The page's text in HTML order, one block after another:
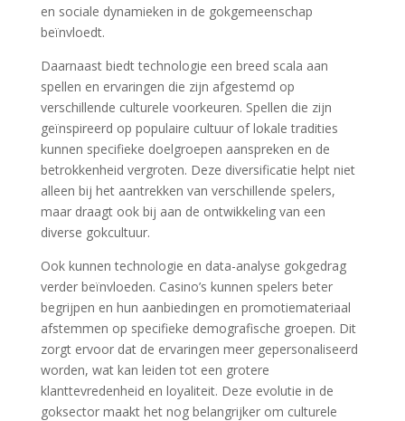
en sociale dynamieken in de gokgemeenschap
beïnvloedt.
Daarnaast biedt technologie een breed scala aan
spellen en ervaringen die zijn afgestemd op
verschillende culturele voorkeuren. Spellen die zijn
geïnspireerd op populaire cultuur of lokale tradities
kunnen specifieke doelgroepen aanspreken en de
betrokkenheid vergroten. Deze diversificatie helpt niet
alleen bij het aantrekken van verschillende spelers,
maar draagt ook bij aan de ontwikkeling van een
diverse gokcultuur.
Ook kunnen technologie en data-analyse gokgedrag
verder beïnvloeden. Casino’s kunnen spelers beter
begrijpen en hun aanbiedingen en promotiemateriaal
afstemmen op specifieke demografische groepen. Dit
zorgt ervoor dat de ervaringen meer gepersonaliseerd
worden, wat kan leiden tot een grotere
klanttevredenheid en loyaliteit. Deze evolutie in de
goksector maakt het nog belangrijker om culturele